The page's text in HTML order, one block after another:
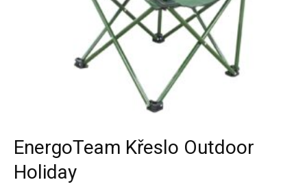
EnergoTeam Křeslo Outdoor
Holiday